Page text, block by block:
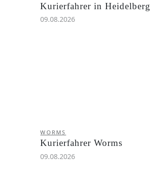
Kurierfahrer in Heidelberg
09.08.2026
WORMS
Kurierfahrer Worms
09.08.2026